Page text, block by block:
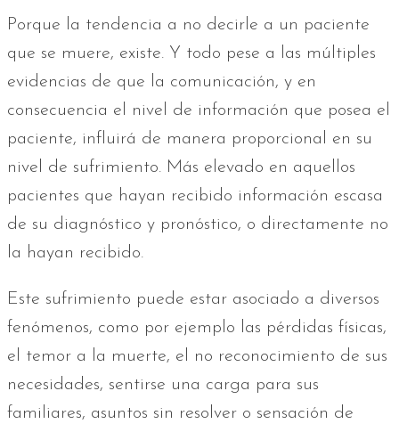
Porque la tendencia a no decirle a un paciente
que se muere, existe. Y todo pese a las múltiples
evidencias de que la comunicación, y en
consecuencia el nivel de información que posea el
paciente, influirá de manera proporcional en su
nivel de sufrimiento. Más elevado en aquellos
pacientes que hayan recibido información escasa
de su diagnóstico y pronóstico, o directamente no
la hayan recibido.
Este sufrimiento puede estar asociado a diversos
fenómenos, como por ejemplo las pérdidas físicas,
el temor a la muerte, el no reconocimiento de sus
necesidades, sentirse una carga para sus
familiares, asuntos sin resolver o sensación de